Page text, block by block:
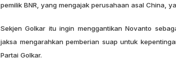
pemilik BNR, yang mengajak perusahaan asal China,
Sekjen Golkar itu ingin menggantikan Novanto
jaksa mengarahkan pemberian suap untuk
Partai Golkar.